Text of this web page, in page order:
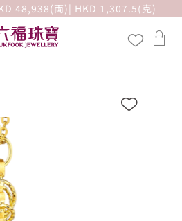
48,938(両)| HKD 1,307.5(克)